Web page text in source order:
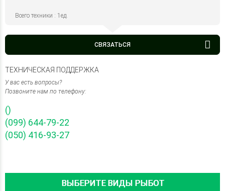
Всего техники : 1ед.
СВЯЗАТЬСЯ
ТЕХНИЧЕСКАЯ ПОДДЕРЖКА
У вас есть вопросы?
Позвоните нам по телефону:
()
(099) 644-79-22
(050) 416-93-27
ВЫБЕРИТЕ ВИДЫ РЫБОТ